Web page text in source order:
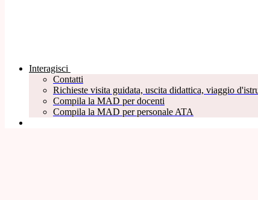
Interagisci
Contatti
Richieste visita guidata, uscita didattica, viaggio
Compila la MAD per docenti
Compila la MAD per personale ATA